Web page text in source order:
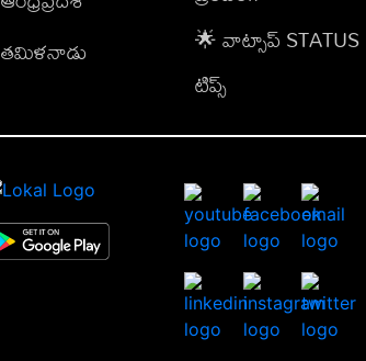
తమిళనాడు
🌟 వాట్సాప్ STATUS
టిప్స్